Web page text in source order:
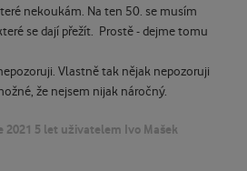
nekoukám. Na ten 50. se musím
se dají přežít. Prostě - dejme tomu
Vlastně tak nějak nepozoruji
že nejsem nijak náročný.
2021 5 let uživatelem Ivo Mašek